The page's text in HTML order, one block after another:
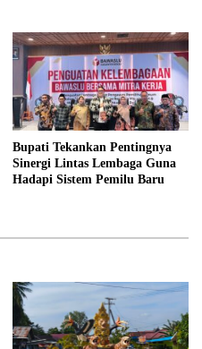
Bupati Tekankan Pentingnya
Sinergi Lintas Lembaga Guna
Hadapi Sistem Pemilu Baru